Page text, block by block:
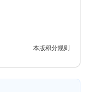
本版积分规则